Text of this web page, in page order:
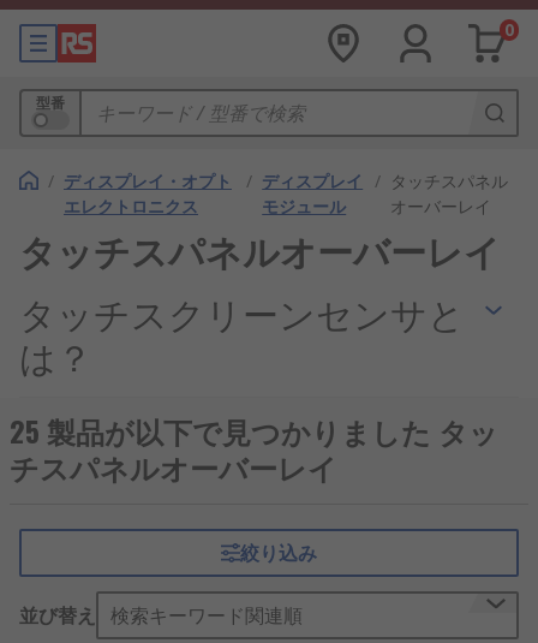
0
型番
/ ディスプレイ・オプト
エレクトロニクス
/ ディスプレイ
モジュール
/ タッチスパネル
オーバーレイ
タッチスパネルオーバーレイ
タッチスクリーンセンサと
は？
タッチスクリーンセンサは、タッチスクリーンセン
サの一部で、ディスプレイ画面からの入力を適切な
出力アクションに変換します。タッチスクリーンセ
し、表示された情報を直接する処理することができ
タッチスクリーンでは、
どの特殊な装置が必要になりますが、ほとんどの場
合は指で操作できます。
25 製品が以下で見つかりました タッ
チスパネルオーバーレイ
絞り込み
並び替え 検索キーワード関連順